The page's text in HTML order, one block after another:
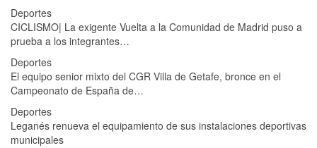
Deportes
CICLISMO| La exigente Vuelta a la Comunidad de Madrid puso a
prueba a los integrantes…
Deportes
El equipo senior mixto del CGR Villa de Getafe, bronce en el
Campeonato de España de…
Deportes
Leganés renueva el equipamiento de sus instalaciones deportivas
municipales